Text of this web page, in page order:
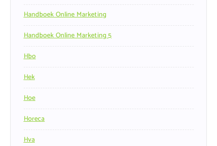
Handboek Online Marketing
Handboek Online Marketing 5
Hbo
Hek
Hoe
Horeca
Hva